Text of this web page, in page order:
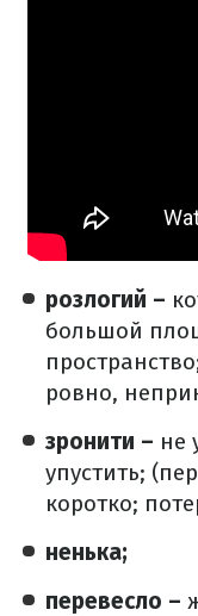
розлогий –
большой
ровно,
зронити – не
упустить;
коротко;
ненька;
перевесло –